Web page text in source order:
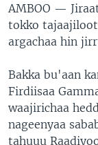
AMBOO —
tokko
argachaa hin
Bakka bu'aan
Firdiisaa
waajirichaa
nageenyaa
tahuuu